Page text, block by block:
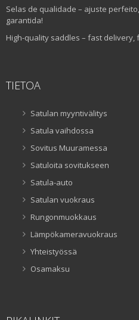
Selas de qualidade – ajuste
garantida!
High-quality saddles – fast
TIETOA
Satulan myyntivälitys
Satula vaihdossa
Sovitus Muuramessa
Satuloita sovitukseen
Satula-auto
Satulan vuokraus
Rungonmuokkaus
Lämpökameravuokraus
Yhteistyössä
Osamaksu